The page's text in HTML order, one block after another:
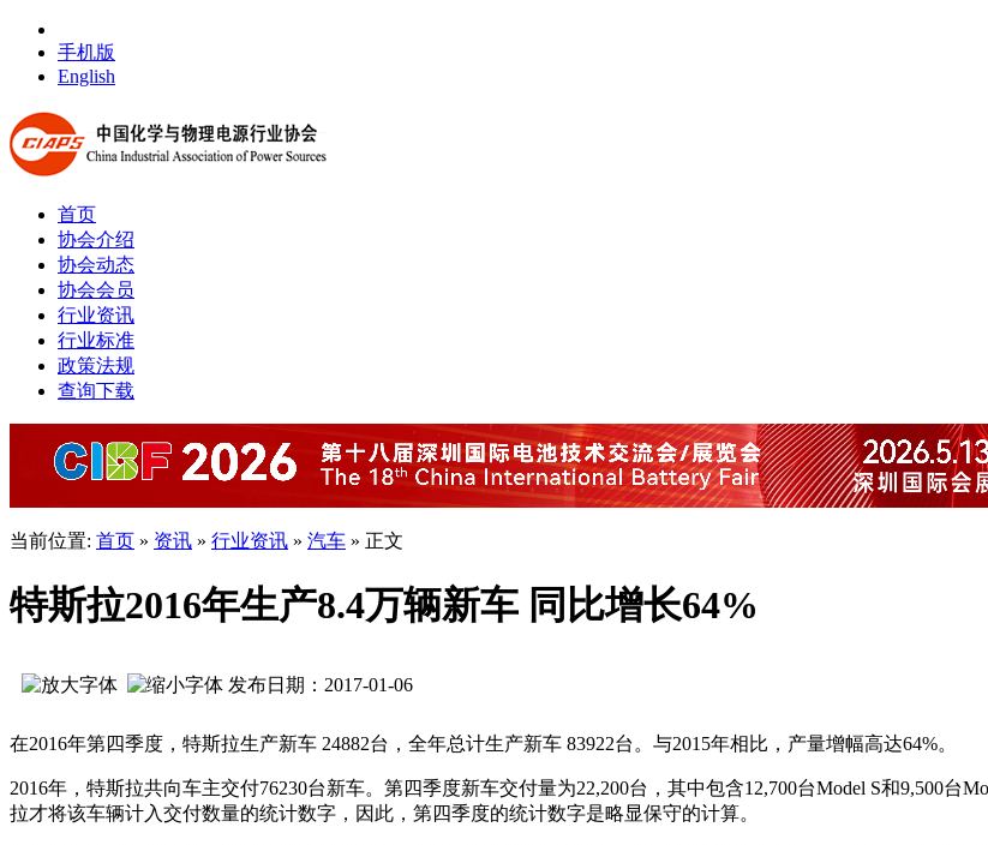
手机版
English
首页
协会介绍
协会动态
协会会员
行业资讯
行业标准
政策法规
查询下载
当前位置: 首页 » 资讯 » 行业资讯 » 汽车 » 正文
特斯拉2016年生产8.4万辆新车 同比增长64%
发布日期：2017-01-06
在2016年第四季度，特斯拉生产新车 24882台，全年总计生产新车 83922台。与2015年相比，产量增幅高达64%。
2016年，特斯拉共向车主交付76230台新车。第四季度新车交付量为22,200台，其中包含12,700台Model S和9,500
拉才将该车辆计入交付数量的统计数字，因此，第四季度的统计数字是略显保守的计算。